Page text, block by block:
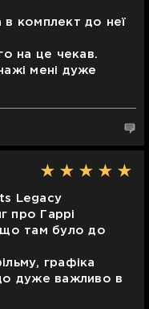
в комплект до неї
на це чекав.
мені дуже
Legacy
про Гаррі
що там було до
графіка
дуже важливо в